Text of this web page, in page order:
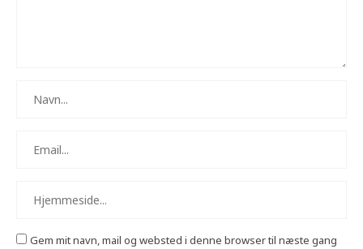
Gem mit navn, mail og websted i denne browser til næste gang